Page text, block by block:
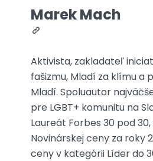
Marek Mach
Aktivista, zakladateľ
fašizmu, Mladí za klímu a
Mladí. Spoluautor
pre LGBT+ komunitu na
Laureát Forbes 30 pod
Novinárskej ceny za roky
ceny v kategórii Líder do